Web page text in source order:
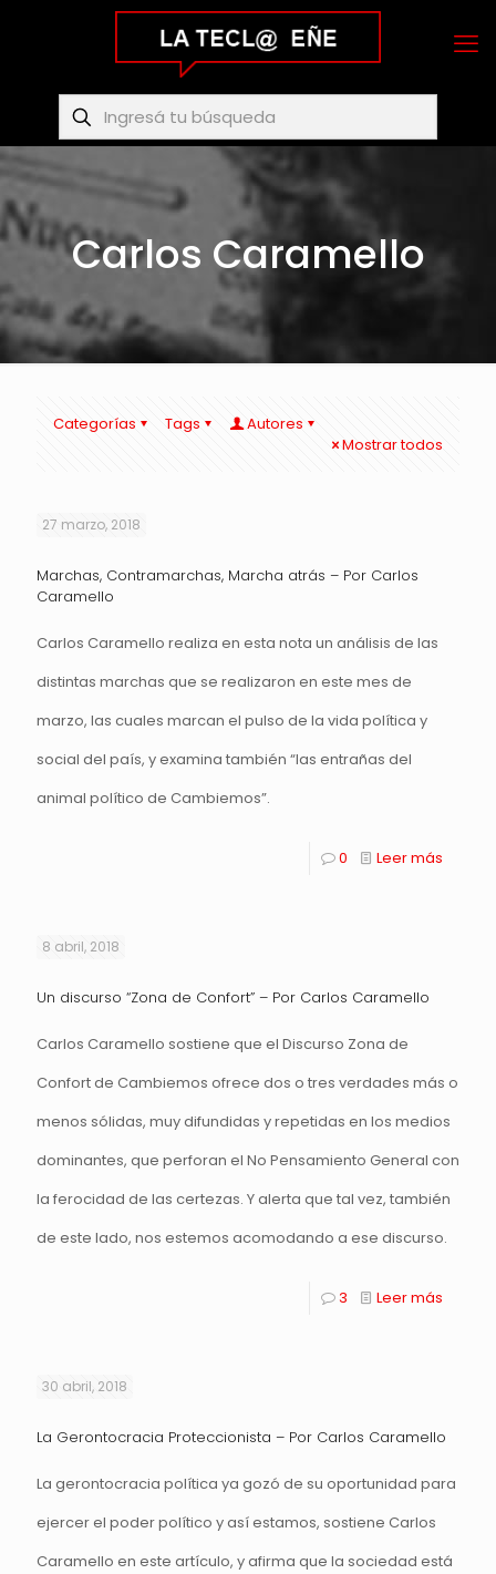
Carlos Caramello
Categorías Tags
Autores
Mostrar todos
27 marzo, 2018
Marchas, Contramarchas, Marcha atrás – Por Carlos
Caramello
Carlos Caramello realiza en esta nota un análisis de las
distintas marchas que se realizaron en este mes de
marzo, las cuales marcan el pulso de la vida política y
social del país, y examina también “las entrañas del
animal político de Cambiemos”.
0 Leer más
8 abril, 2018
Un discurso “Zona de Confort” – Por Carlos Caramello
Carlos Caramello sostiene que el Discurso Zona de
Confort de Cambiemos ofrece dos o tres verdades más o
menos sólidas, muy difundidas y repetidas en los medios
dominantes, que perforan el No Pensamiento General con
la ferocidad de las certezas. Y alerta que tal vez, también
de este lado, nos estemos acomodando a ese discurso.
3 Leer más
30 abril, 2018
La Gerontocracia Proteccionista – Por Carlos Caramello
La gerontocracia política ya gozó de su oportunidad para
ejercer el poder político y así estamos, sostiene Carlos
Caramello en este artículo, y afirma que la sociedad está